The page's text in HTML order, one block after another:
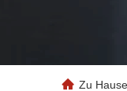
Zu Hause